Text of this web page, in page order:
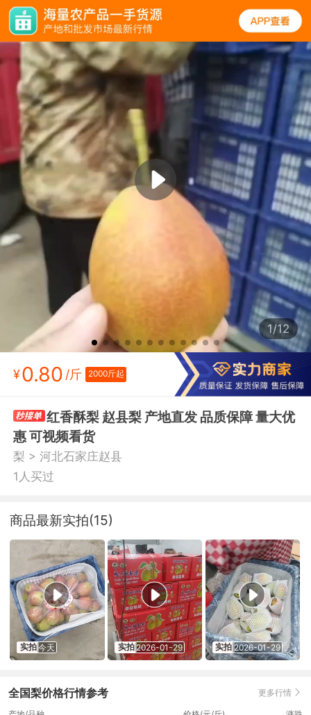
1/12
¥0.80 /斤 2000斤起
红香酥梨 赵县梨 产地直发 品质保障 量大优
惠 可视频看货
梨 > 河北石家庄赵县
1人买过
商品最新实拍(15)
实拍今天 实拍 2026-01-29 实拍 2026-01-29
全国梨价格行情参考 更多行情
实拍 规格 口碑 同类
梨